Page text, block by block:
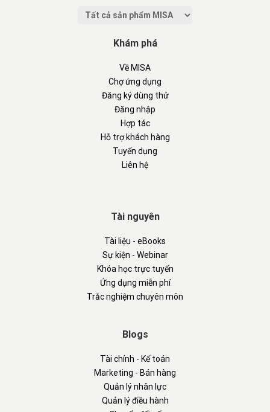
Khám phá
Về MISA
Chợ ứng dụng
Đăng ký dùng thử
Đăng nhập
Hợp tác
Hỗ trợ khách hàng
Tuyển dụng
Liên hệ
Tài nguyên
Tài liệu - eBooks
Sự kiện - Webinar
Khóa học trực tuyến
Ứng dụng miễn phí
Trắc nghiệm chuyên môn
Blogs
Tài chính - Kế toán
Marketing - Bán hàng
Quản lý nhân lực
Quản lý điều hành